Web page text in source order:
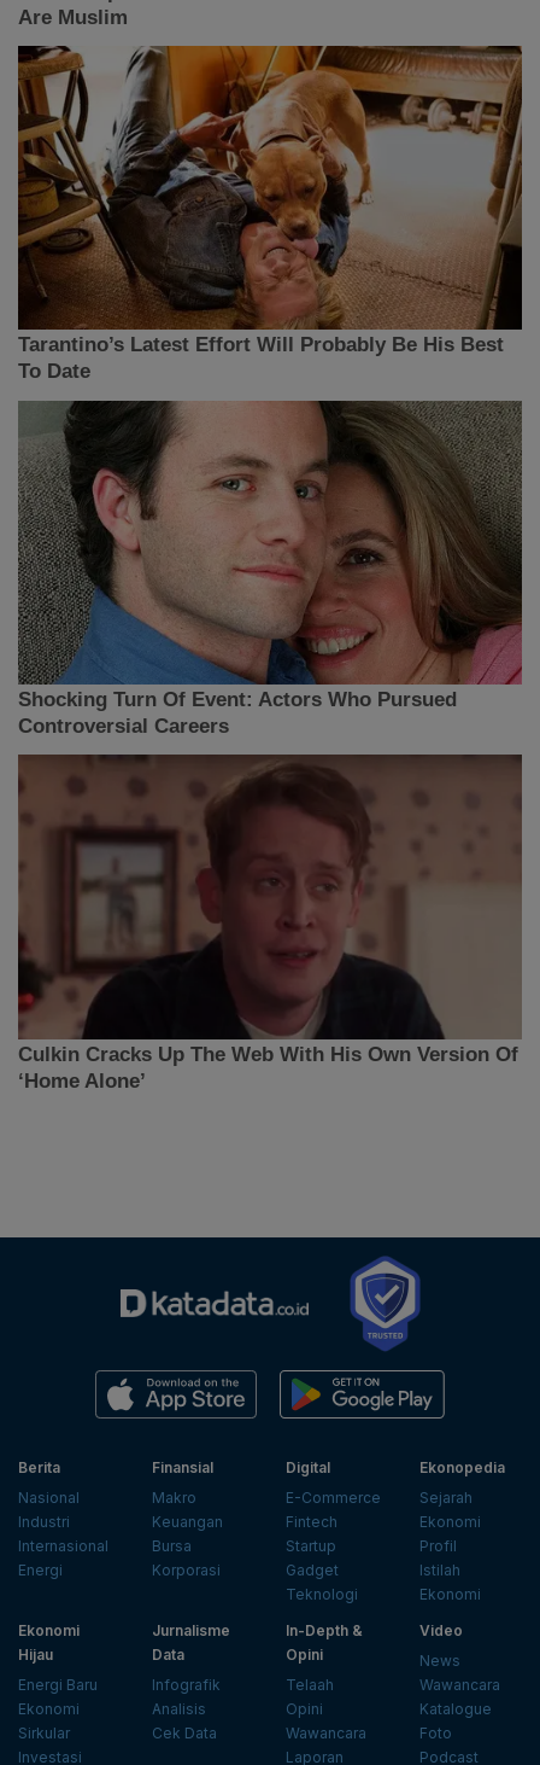
Berita
Nasional
Industri
Internasional
Energi
Finansial
Makro
Keuangan
Bursa
Korporasi
Digital
E-Commerce
Fintech
Startup
Gadget
Teknologi
Ekonopedia
Sejarah
Ekonomi
Profil
Istilah
Ekonomi
Ekonomi
Hijau
Energi Baru
Ekonomi
Sirkular
Investasi
Jurnalisme
Data
Infografik
Analisis
Cek Data
In-Depth &
Opini
Telaah
Opini
Wawancara
Laporan
Video
News
Wawancara
Katalogue
Foto
Podcast